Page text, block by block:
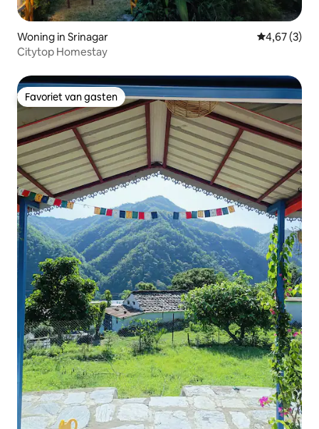
Woning in Srinagar
4,67 (3)
Citytop Homestay
Favoriet van gasten
Favoriet van gasten